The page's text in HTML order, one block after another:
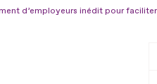
d’employeurs inédit pour